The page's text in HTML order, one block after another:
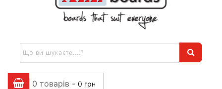
0 товарів - 0 грн